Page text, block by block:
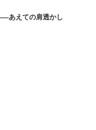
あえての肩透かし